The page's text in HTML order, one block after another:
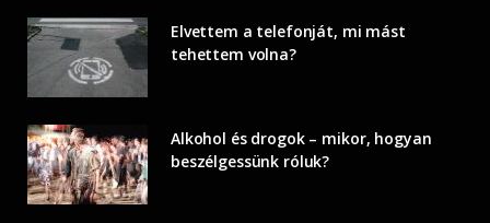
Elvettem a telefonját, mi mást
tehettem volna?
Alkohol és drogok – mikor, hogyan
beszélgessünk róluk?